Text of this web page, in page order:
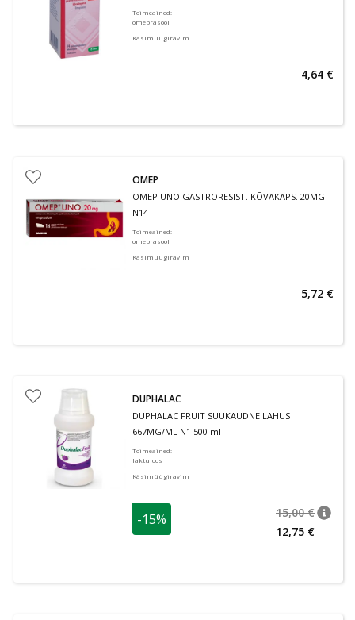
Toimeained:
omeprasool
Käsimüügiravim
4,64 €
OMEP
OMEP UNO GASTRORESIST. KÕVAKAPS. 20MG
N14
Toimeained:
omeprasool
Käsimüügiravim
5,72 €
DUPHALAC
DUPHALAC FRUIT SUUKAUDNE LAHUS
667MG/ML N1 500 ml
Toimeained:
laktuloos
Käsimüügiravim
-15% 15,00 €
12,75 €